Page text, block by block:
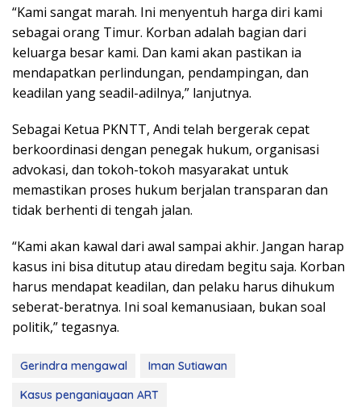
“Kami sangat marah. Ini menyentuh harga diri kami
sebagai orang Timur. Korban adalah bagian dari
keluarga besar kami. Dan kami akan pastikan ia
mendapatkan perlindungan, pendampingan, dan
keadilan yang seadil-adilnya,” lanjutnya.
Sebagai Ketua PKNTT, Andi telah bergerak cepat
berkoordinasi dengan penegak hukum, organisasi
advokasi, dan tokoh-tokoh masyarakat untuk
memastikan proses hukum berjalan transparan dan
tidak berhenti di tengah jalan.
“Kami akan kawal dari awal sampai akhir. Jangan harap
kasus ini bisa ditutup atau diredam begitu saja. Korban
harus mendapat keadilan, dan pelaku harus dihukum
seberat-beratnya. Ini soal kemanusiaan, bukan soal
politik,” tegasnya.
Gerindra mengawal
Iman Sutiawan
Kasus penganiayaan ART